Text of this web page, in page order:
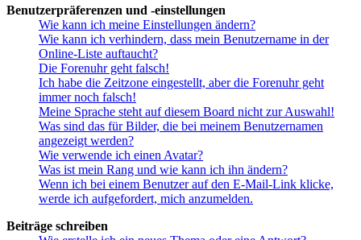
Benutzerpräferenzen und -einstellungen
Wie kann ich meine Einstellungen ändern?
Wie kann ich verhindern, dass mein Benutzername in der
Online-Liste auftaucht?
Die Forenuhr geht falsch!
Ich habe die Zeitzone eingestellt, aber die Forenuhr geht
immer noch falsch!
Meine Sprache steht auf diesem Board nicht zur Auswahl!
Was sind das für Bilder, die bei meinem Benutzernamen
angezeigt werden?
Wie verwende ich einen Avatar?
Was ist mein Rang und wie kann ich ihn ändern?
Wenn ich bei einem Benutzer auf den E-Mail-Link klicke,
werde ich aufgefordert, mich anzumelden.
Beiträge schreiben